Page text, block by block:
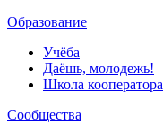
Образование
Учёба
Даёшь, молодежь!
Школа кооператора
Сообщества